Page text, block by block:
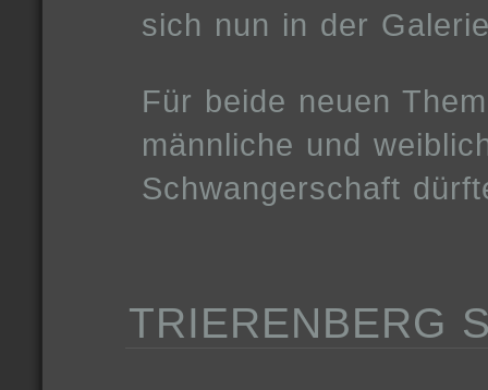
sich nun in der
Für beide neuen
männliche und
Schwangerschaft
TRIERENBERG